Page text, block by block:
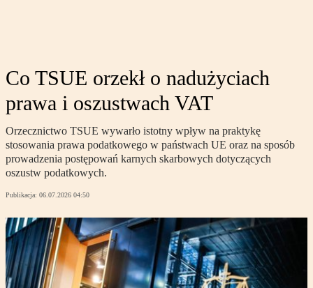
Co TSUE orzekł o nadużyciach
prawa i oszustwach VAT
Orzecznictwo TSUE wywarło istotny wpływ na praktykę
stosowania prawa podatkowego w państwach UE oraz na sposób
prowadzenia postępowań karnych skarbowych dotyczących
oszustw podatkowych.
Publikacja: 06.07.2026 04:50